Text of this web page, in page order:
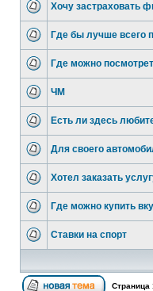
Хочу застраховать
Где бы лучше всего
Где можно
ЧМ
Есть ли здесь
Для своего
Хотел заказать
Где можно купить
Ставки на спорт
Страница